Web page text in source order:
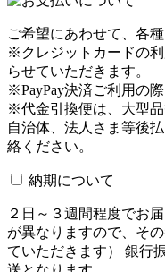
ご希望にあわせて、各
※クレジットカードの
らせていただきます。
※PayPay決済ご利用の
※代金引換便は、大型品
自治体、法人さま等後
絡ください。
納期について
２日～３週間程度でお
が異なりますので、そ
ていただきます） 銀行